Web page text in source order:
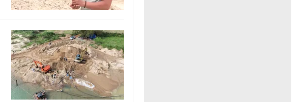
Công nghệ
Hitech Công nghệ tương lai
Sản phẩm
Thị trường
Tư vấn